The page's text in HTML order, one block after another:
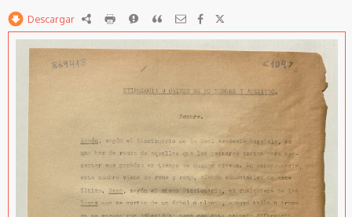
Descargar RDF imprimirReportarCitar